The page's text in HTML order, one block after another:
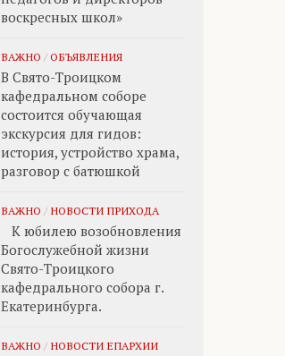
воскресных школ»
ВАЖНО / ОБЪЯВЛЕНИЯ
В Свято-Троицком
кафедральном соборе
состоится обучающая
экскурсия для гидов:
история, устройство храма,
разговор с батюшкой
ВАЖНО / НОВОСТИ ПРИХОДА
К юбилею возобновления
Богослужебной жизни
Свято-Троицкого
кафедрального собора г.
Екатеринбурга.
ВАЖНО / НОВОСТИ ЕПАРХИИ